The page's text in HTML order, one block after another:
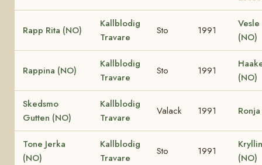
Rapp Rita (NO)
Kallblodig
Travare
Sto 1991
Vesle
(NO)
Rappina (NO)
Kallblodig
Travare
Sto 1991
(NO)
Skedsmo
Gutten (NO)
Kallblodig
Travare
Valack 1991
Tone Jerka
(NO)
Kallblodig
Travare
Sto 1991
(NO)